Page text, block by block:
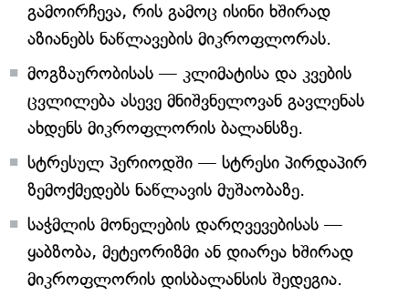
გამოირჩევა, რის გამოც ისინი ხშირად
აზიანებს ნაწლავების მიკროფლორას.
მოგზაურობისას — კლიმატისა და კვების
ცვლილება ასევე მნიშვნელოვან გავლენას
ახდენს მიკროფლორის ბალანსზე.
სტრესულ პერიოდში — სტრესი პირდაპირ
ზემოქმედებს ნაწლავის მუშაობაზე.
საჭმლის მონელების დარღვევებისას —
ყაბზობა, მეტეორიზმი ან დიარეა ხშირად
მიკროფლორის დისბალანსის შედეგია.